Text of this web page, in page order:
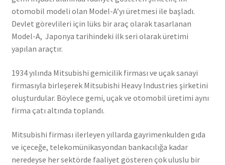
otomobil modeli olan Model-A’yı üretmesi ile başladı.
Devlet görevlileri için lüks bir araç olarak tasarlanan
Model-A, Japonya tarihindeki ilk seri olarak üretimi
yapılan araçtır.
1934 yılında Mitsubishi gemicilik firması ve uçak sanayi
firmasıyla birleşerek Mitsubishi Heavy Industries şirketini
oluşturdular. Böylece gemi, uçak ve otomobil üretimi aynı
firma çatı altında toplandı.
Mitsubishi firması ilerleyen yıllarda gayrimenkulden gıda
ve içeceğe, telekomünikasyondan bankacılığa kadar
neredeyse her sektörde faaliyet gösteren çok uluslu bir